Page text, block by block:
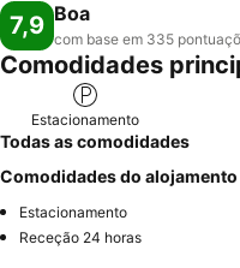
7,9 Boa
com base em 335
Comodidades
Estacionamento
Todas as comodidades
Comodidades do alojamento
Estacionamento
Receção 24 horas